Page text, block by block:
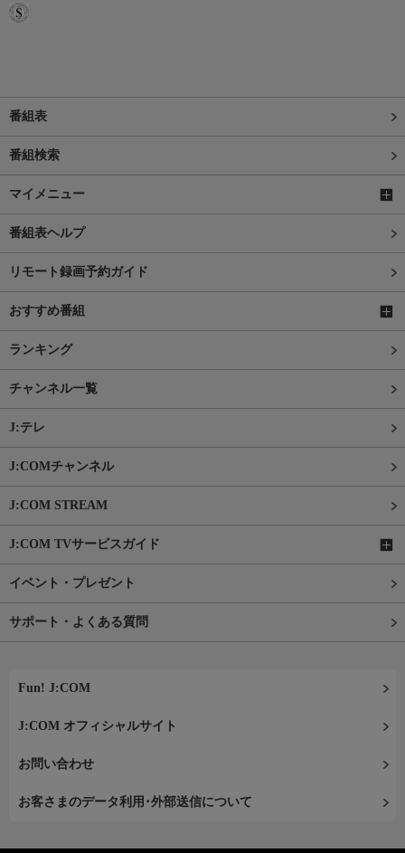
番組表
番組検索
マイメニュー
番組表ヘルプ
リモート録画予約ガイド
おすすめ番組
ランキング
チャンネル一覧
J:テレ
J:COMチャンネル
J:COM STREAM
J:COM TVサービスガイド
イベント・プレゼント
サポート・よくある質問
Fun! J:COM
J:COM オフィシャルサイト
お問い合わせ
お客さまのデータ利用･外部送信について